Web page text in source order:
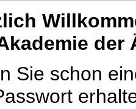
der
Sie schon